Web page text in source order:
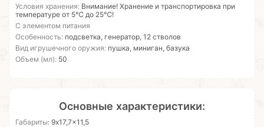
Условия хранения: Внимание! Хранение и транспортировка при
температуре от 5℃ до 25℃!
С элементом питания
Особенность: подсветка, генератор, 12 стволов
Вид игрушечного оружия: пушка, миниган, базука
Объем (мл): 50
Основные характеристики:
Габариты: 9x17,7x11,5